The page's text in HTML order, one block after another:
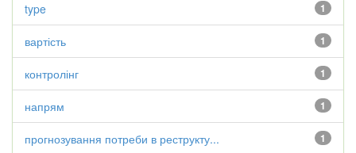
1
type
1
вартість
1
контролінг
1
напрям
1
прогнозування потреби в реструкту...